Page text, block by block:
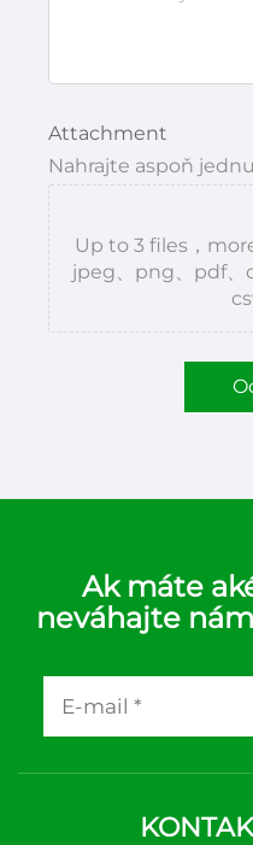
Attachment
Nahrajte aspoň
Up to 3 files，
jpeg、png、pdf、
Ak máte
neváhajte